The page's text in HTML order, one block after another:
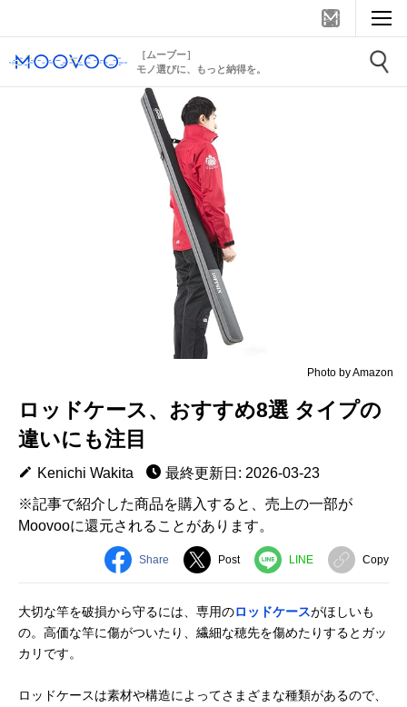
［ムーブー］
モノ選びに、もっと納得を。
Photo by Amazon
ロッドケース、おすすめ8選 タイプの
違いにも注目
Kenichi Wakita
最終更新日: 2026-03-23
※記事で紹介した商品を購入すると、売上の一部が
Moovooに還元されることがあります。
Share Post LINE Copy
大切な竿を破損から守るには、専用のロッドケースがほしいも
の。高価な竿に傷がついたり、繊細な穂先を傷めたりするとガッ
カリです。
ロッドケースは素材や構造によってさまざまな種類があるので、